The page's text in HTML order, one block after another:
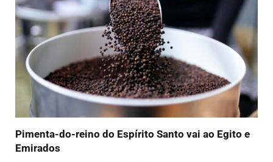
Pimenta-do-reino do Espírito Santo vai ao Egito e
Emirados